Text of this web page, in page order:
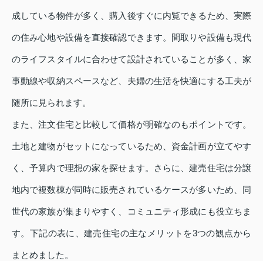
成している物件が多く、購入後すぐに内覧できるため、実際
の住み心地や設備を直接確認できます。間取りや設備も現代
のライフスタイルに合わせて設計されていることが多く、家
事動線や収納スペースなど、夫婦の生活を快適にする工夫が
随所に見られます。
また、注文住宅と比較して価格が明確なのもポイントです。
土地と建物がセットになっているため、資金計画が立てやす
く、予算内で理想の家を探せます。さらに、建売住宅は分譲
地内で複数棟が同時に販売されているケースが多いため、同
世代の家族が集まりやすく、コミュニティ形成にも役立ちま
す。下記の表に、建売住宅の主なメリットを3つの観点から
まとめました。